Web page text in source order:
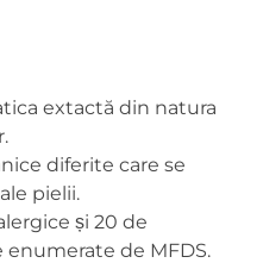
extactă din natura
diferite care se
pielii.
și 20 de
de MFDS.